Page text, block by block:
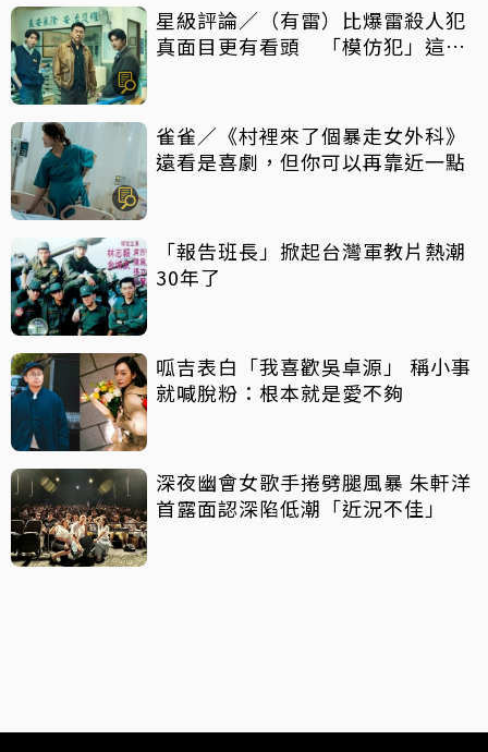
星級評論／（有雷）比爆雷殺人犯
真面目更有看頭 「模仿犯」這件
雀雀／《村裡來了個暴走女外科》
遠看是喜劇，但你可以再靠近一點
「報告班長」掀起台灣軍教片熱潮
30年了
呱吉表白「我喜歡吳卓源」 稱小事
就喊脫粉：根本就是愛不夠
深夜幽會女歌手捲劈腿風暴 朱軒洋
首露面認深陷低潮「近況不佳」